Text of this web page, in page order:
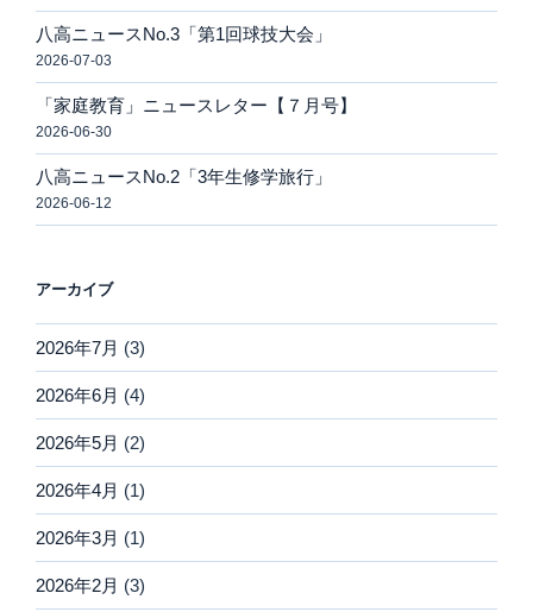
八高ニュースNo.3「第1回球技大会」
2026-07-03
「家庭教育」ニュースレター【７月号】
2026-06-30
八高ニュースNo.2「3年生修学旅行」
2026-06-12
アーカイブ
2026年7月 (3)
2026年6月 (4)
2026年5月 (2)
2026年4月 (1)
2026年3月 (1)
2026年2月 (3)